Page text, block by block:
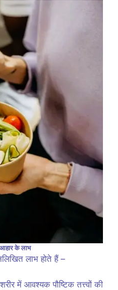
के लाभ
लाभ होते हैं –
में आवश्यक पौष्टिक तत्त्वों की